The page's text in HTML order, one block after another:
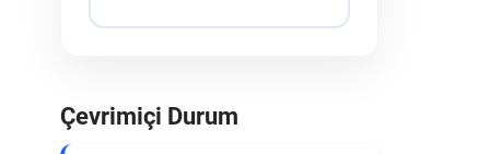
Çevrimiçi Durum